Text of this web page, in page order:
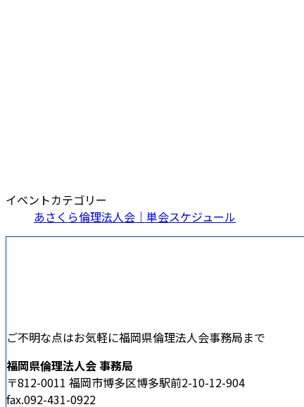
イベントカテゴリー
あさくら倫理法人会｜単会スケジュール
ご不明な点はお気軽に福岡県倫理法人会事務局まで
福岡県倫理法人会 事務局
〒812-0011 福岡市博多区博多駅前2-10-12-904
fax.092-431-0922